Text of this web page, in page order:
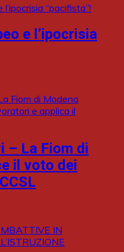
e l’ipocrisia
– La Fiom di
il voto dei